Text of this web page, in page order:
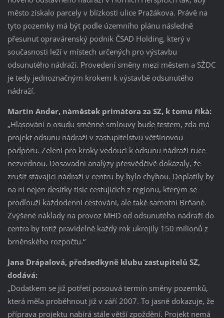
město získalo parcely v blízkosti ulice Pražákova. Právě na
tyto pozemky má být podle územního plánu následně
přesunut opravárenský podnik ČSAD Holding, který v
současnosti leží v místech určených pro výstavbu
odsunutého nádraží. Provedení směny mezi městem a SŽDC
je tedy jednoznačným krokem k výstavbě odsunutého
nádraží.
Martin Ander, náměstek primátora za SZ, k tomu říká:
„Hlasování o osudu směnné smlouvy bude testem, zda má
projekt odsunu nádraží v zastupitelstvu většinovou
podporu. Zelení pro kroky vedoucí k odsunu nádraží ruce
nezvednou. Dosavadní analýzy přesvědčivě dokázaly, že
zrušit stávající nádraží v centru by bylo chybou. Doplatily by
na ni nejen desítky tisíc cestujících z regionu, kterým se
prodlouží každodenní cestování, ale také samotní Brňané.
Zvýšené náklady na provoz MHD od odsunutého nádraží do
centra by totiž pravidelně každý rok ukrojily 150 milionů z
brněnského rozpočtu.“
Jana Drápalová, předsedkyně klubu zastupitelů SZ,
dodává:
„Dodatkem se již potřetí posouvá termín směny pozemků,
která měla proběhnout již v září 2007. To jasně dokazuje, že
příprava projektu nabírá stále větší zpoždění. Projekt nemá